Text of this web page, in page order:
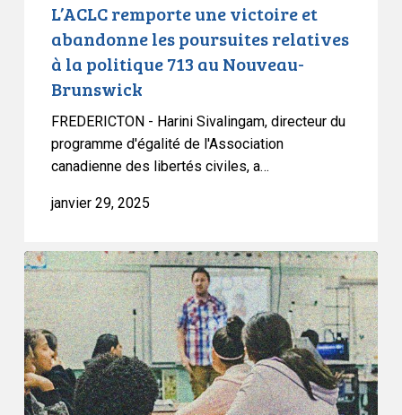
Nouveau-
Brunswick
L’ACLC remporte une victoire et
abandonne les poursuites relatives
à la politique 713 au Nouveau-
Brunswick
FREDERICTON - Harini Sivalingam, directeur du
programme d'égalité de l'Association
canadienne des libertés civiles, a…
janvier 29, 2025
L’ACLC
se
félicite
des
changements
apportés
à